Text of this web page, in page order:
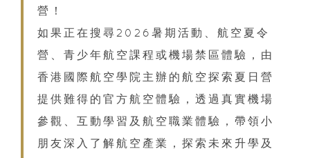
營！
如果正在搜尋2026暑期活動、航空夏令
營、青少年航空課程或機場禁區體驗，由
香港國際航空學院主辦的航空探索夏日營
提供難得的官方航空體驗，透過真實機場
參觀、互動學習及航空職業體驗，帶領小
朋友深入了解航空產業，探索未來升學及